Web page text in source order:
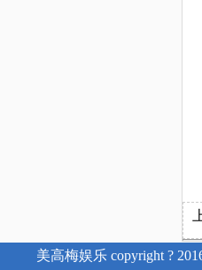
美高梅娱乐 copyright ?